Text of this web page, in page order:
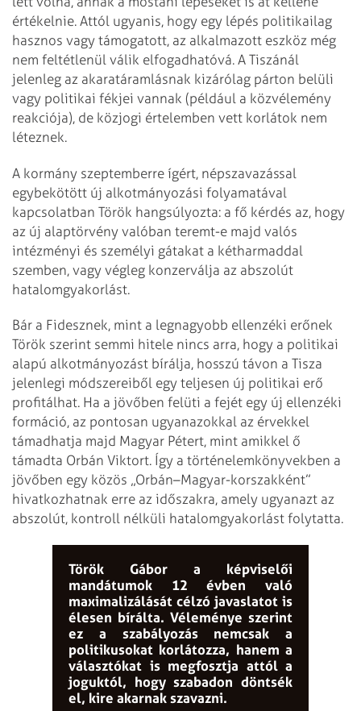
értékelnie. Attól ugyanis, hogy egy lépés politikailag
hasznos vagy támogatott, az alkalmazott eszköz még
nem feltétlenül válik elfogadhatóvá. A Tiszánál
jelenleg az akaratáramlásnak kizárólag párton belüli
vagy politikai fékjei vannak (például a közvélemény
reakciója), de közjogi értelemben vett korlátok nem
léteznek.
A kormány szeptemberre ígért, népszavazással
egybekötött új alkotmányozási folyamatával
kapcsolatban Török hangsúlyozta: a fő kérdés az, hogy
az új alaptörvény valóban teremt-e majd valós
intézményi és személyi gátakat a kétharmaddal
szemben, vagy végleg konzerválja az abszolút
hatalomgyakorlást.
Bár a Fidesznek, mint a legnagyobb ellenzéki erőnek
Török szerint semmi hitele nincs arra, hogy a politikai
alapú alkotmányozást bírálja, hosszú távon a Tisza
jelenlegi módszereiből egy teljesen új politikai erő
profitálhat. Ha a jövőben felüti a fejét egy új ellenzéki
formáció, az pontosan ugyanazokkal az érvekkel
támadhatja majd Magyar Pétert, mint amikkel ő
támadta Orbán Viktort. Így a történelemkönyvekben a
jövőben egy közös „Orbán–Magyar-korszakként”
hivatkozhatnak erre az időszakra, amely ugyanazt az
abszolút, kontroll nélküli hatalomgyakorlást folytatta.
Török Gábor a képviselői
mandátumok 12 évben való
maximalizálását célzó javaslatot is
élesen bírálta. Véleménye szerint
ez a szabályozás nemcsak a
politikusokat korlátozza, hanem a
választókat is megfosztja attól a
joguktól, hogy szabadon döntsék
el, kire akarnak szavazni.